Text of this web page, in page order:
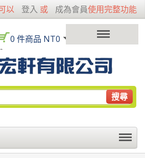
以 登入 或 成為會員使用完整功能
0 件商品 NT0
搜尋